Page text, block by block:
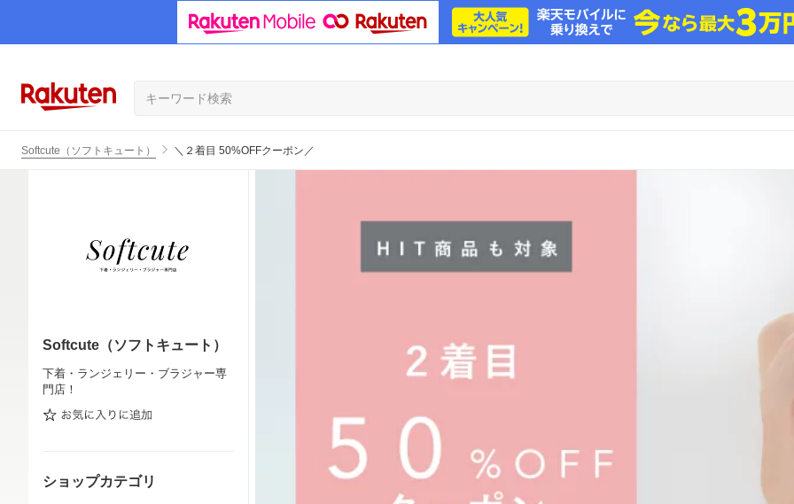
Softcute（ソフトキュート） ＼２着目 50%OFFクーポン／
Softcute（ソフトキュート）
下着・ランジェリー・ブラジャー専
門店！
ショップカテゴリ